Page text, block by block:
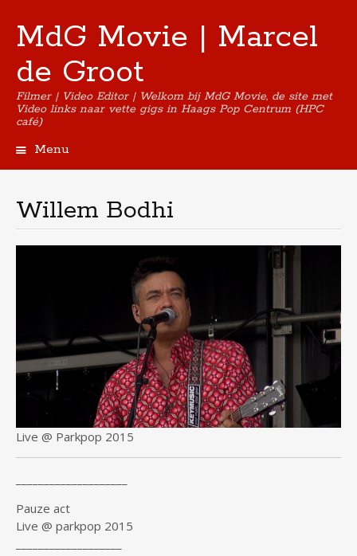
MdG Movie | Marcel
de Groot
Filmer | Video Editor | Welkom bij MdG Movie, de site met
Video links naar vette gigs in Haags Pop Centrum (HPC
café)
Menu
Willem Bodhi
Live @ Parkpop 2015
Pauze act
Live @ parkpop 2015